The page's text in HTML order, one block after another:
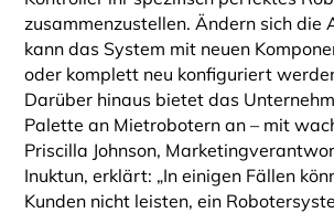
zusammenzustellen. Ändern sich die Anforderungen,
kann das System mit neuen
oder komplett neu konfiguriert
Darüber hinaus bietet das Unternehmen eine ganze
Palette an Mietrobotern an – mit
Priscilla Johnson, Marketingverantwortliche bei
Inuktun, erklärt: „In einigen Fällen
Kunden nicht leisten, ein Robotersystem zu kaufen.